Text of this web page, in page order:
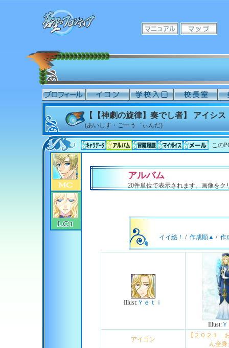
【【神劇の旋律】奏でし者】 アイシ
(あいしす・ごーう゛ぃんだ)
この
アルバム
20件単位で表示されます。画像を
イイ絵！ / 作成順▲ / 作
Illust: Ｙｅｔｉ
Illust:
アイコン
【２０２１
ん全身